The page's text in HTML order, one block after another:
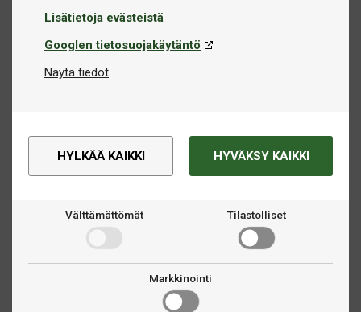
Lisätietoja evästeistä
Googlen tietosuojakäytäntö
Näytä tiedot
HYLKÄÄ KAIKKI HYVÄKSY KAIKKI
Välttämättömät Tilastolliset
Markkinointi